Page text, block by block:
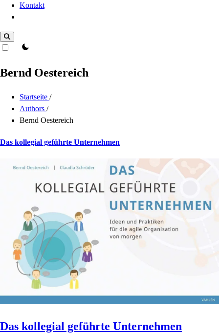
Kontakt
theme switcher
Bernd Oestereich
Startseite /
Authors /
Bernd Oestereich
Das kollegial geführte Unternehmen
Das kollegial geführte Unternehmen